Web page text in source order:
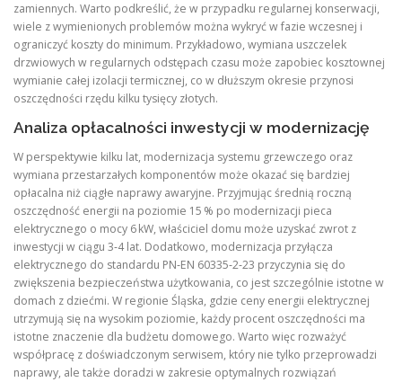
zamiennych. Warto podkreślić, że w przypadku regularnej konserwacji,
wiele z wymienionych problemów można wykryć w fazie wczesnej i
ograniczyć koszty do minimum. Przykładowo, wymiana uszczelek
drzwiowych w regularnych odstępach czasu może zapobiec kosztownej
wymianie całej izolacji termicznej, co w dłuższym okresie przynosi
oszczędności rzędu kilku tysięcy złotych.
Analiza opłacalności inwestycji w modernizację
W perspektywie kilku lat, modernizacja systemu grzewczego oraz
wymiana przestarzałych komponentów może okazać się bardziej
opłacalna niż ciągłe naprawy awaryjne. Przyjmując średnią roczną
oszczędność energii na poziomie 15 % po modernizacji pieca
elektrycznego o mocy 6 kW, właściciel domu może uzyskać zwrot z
inwestycji w ciągu 3‑4 lat. Dodatkowo, modernizacja przyłącza
elektrycznego do standardu PN‑EN 60335‑2‑23 przyczynia się do
zwiększenia bezpieczeństwa użytkowania, co jest szczególnie istotne w
domach z dziećmi. W regionie Śląska, gdzie ceny energii elektrycznej
utrzymują się na wysokim poziomie, każdy procent oszczędności ma
istotne znaczenie dla budżetu domowego. Warto więc rozważyć
współpracę z doświadczonym serwisem, który nie tylko przeprowadzi
naprawy, ale także doradzi w zakresie optymalnych rozwiązań